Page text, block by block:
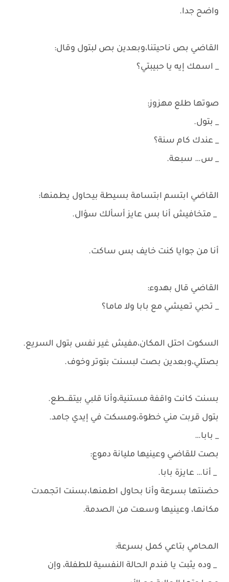
واضح جدا.
القاضي بص ناحيتنا،وبعدين بص لبتول وقال:
_ اسمك إيه يا حبيبتي؟
صوتها طلع مهزوز:
_ بتول.
_ عندك كام سنة؟
_ س… سبعة.
القاضي ابتسم ابتسامة بسيطة بيحاول يطمنها:
_ متخافيش أنا بس عايز أسألك سؤال.
أنا من جوايا كنت خايف بس ساكت.
القاضي قال بهدوء:
_ تحبي تعيشي مع بابا ولا ماما؟
السكوت احتل المكان،مفيش غير نفس بتول السريع.
بصتلي،وبعدين بصت لبسنت بتوتر وخوف.
بسنت كانت واقفة مستنية،وأنا قلبي بيتقـــطع.
بتول قربت مني خطوة،ومسكت في إيدي جامد.
_ بابا…
بصت للقاضي وعينيها مليانة دموع:
_ أنا… عايزة بابا.
حضنتها بسرعة وأنا بحاول اطمنها،بسنت اتجمدت
مكانها، وعينيها وسعت من الصدمة.
المحامي بتاعي كمل بسرعة:
_ وده يثبت يا فندم الحالة النفسية للطفلة، وإن